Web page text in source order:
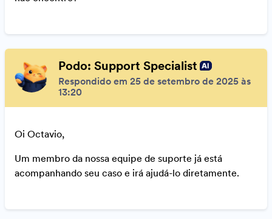
Podo: Support Specialist
Respondido em 25 de setembro de 2025 às
13:20
Oi Octavio,
Um membro da nossa equipe de suporte já está
acompanhando seu caso e irá ajudá-lo diretamente.